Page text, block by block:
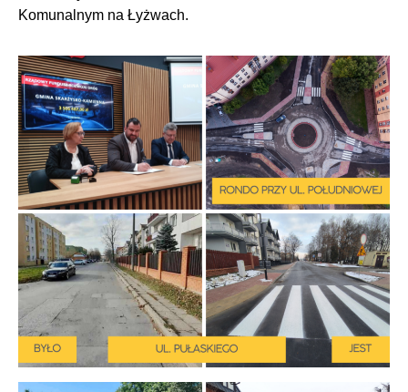
Komunalnym na Łyżwach.